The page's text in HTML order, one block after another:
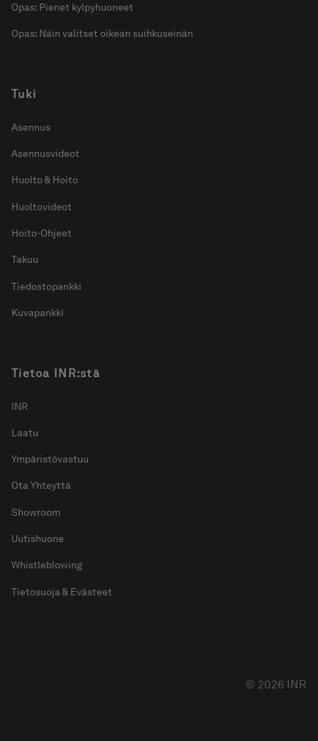
Opas: Pienet kylpyhuoneet
Opas: Näin valitset oikean suihkuseinän
Tuki
Asennus
Asennusvideot
Huolto & Hoito
Huoltovideot
Hoito-Ohjeet
Takuu
Tiedostopankki
Kuvapankki
Tietoa INR:stä
INR
Laatu
Ympäristövastuu
Ota Yhteyttä
Showroom
Uutishuone
Whistleblowing
Tietosuoja & Evästeet
© 2026 INR